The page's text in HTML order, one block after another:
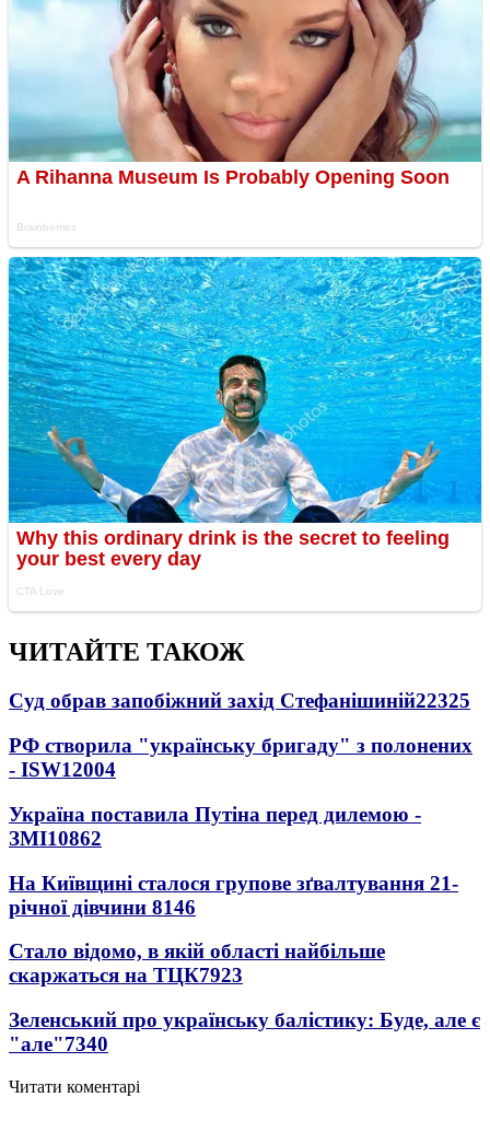
ЧИТАЙТЕ ТАКОЖ
Суд обрав запобіжний захід Стефанішиній22325
РФ створила "українську бригаду" з полонених
- ISW12004
Україна поставила Путіна перед дилемою -
ЗМІ10862
На Київщині сталося групове зґвалтування 21-
річної дівчини 8146
Стало відомо, в якій області найбільше
скаржаться на ТЦК7923
Зеленський про українську балістику: Буде, але є
"але"7340
Читати коментарі